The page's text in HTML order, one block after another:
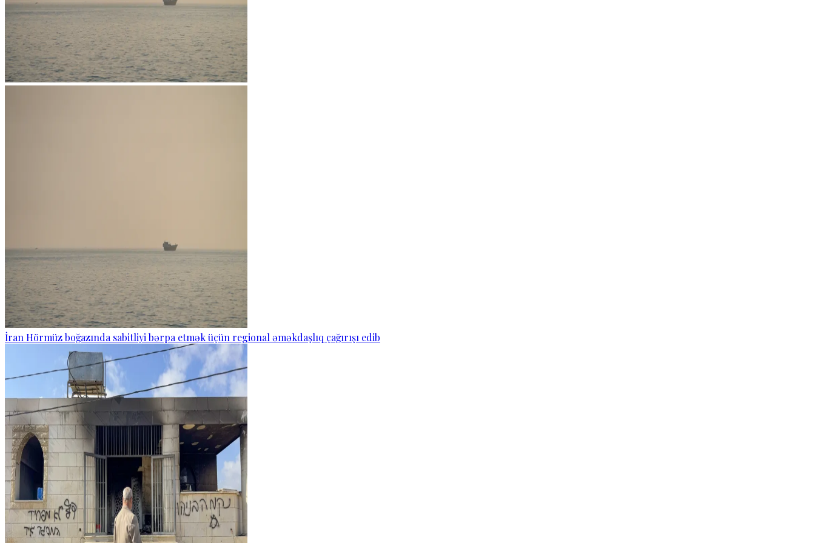
İran Hörmüz boğazında sabitliyi bərpa etmək üçün regional əməkdaşlıq çağırışı edib